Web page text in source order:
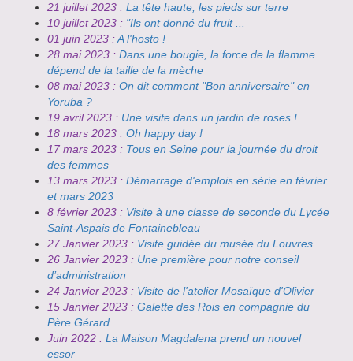
21 juillet 2023 : La tête haute, les pieds sur terre
10 juillet 2023 : "Ils ont donné du fruit ...
01 juin 2023 :A l'hosto !
28 mai 2023 : Dans une bougie, la force de la flamme
dépend de la taille de la mèche
08 mai 2023 : On dit comment "Bon anniversaire" en
Yoruba ?
19 avril 2023 : Une visite dans un jardin de roses !
18 mars 2023 : Oh happy day !
17 mars 2023 : Tous en Seine pour la journée du droit
des femmes
13 mars 2023 : Démarrage d'emplois en série en février
et mars 2023
8 février 2023 : Visite à une classe de seconde du Lycée
Saint-Aspais de Fontainebleau
27 Janvier 2023 : Visite guidée du musée du Louvres
26 Janvier 2023 : Une première pour notre conseil
d’administration
24 Janvier 2023 : Visite de l'atelier Mosaïque d'Olivier
15 Janvier 2023 : Galette des Rois en compagnie du
Père Gérard
Juin 2022 : La Maison Magdalena prend un nouvel
essor